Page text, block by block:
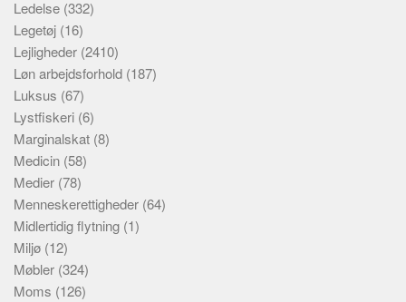
Ledelse (332)
Legetøj (16)
Lejligheder (2410)
Løn arbejdsforhold (187)
Luksus (67)
Lystfiskeri (6)
Marginalskat (8)
Medicin (58)
Medier (78)
Menneskerettigheder (64)
Midlertidig flytning (1)
Miljø (12)
Møbler (324)
Moms (126)